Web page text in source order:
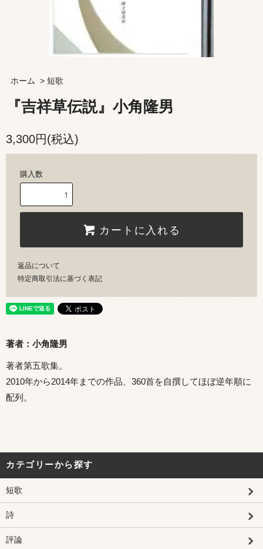
ホーム > 短歌
『吉祥草伝説』小角隆男
3,300円(税込)
購入数
カートに入れる
返品について
特定商取引法に基づく表記
著者：小角隆男
著者第五歌集。
2010年から2014年までの作品、360首を自撰してほぼ逆年順に
配列。
カテゴリーから探す
短歌
詩
評論